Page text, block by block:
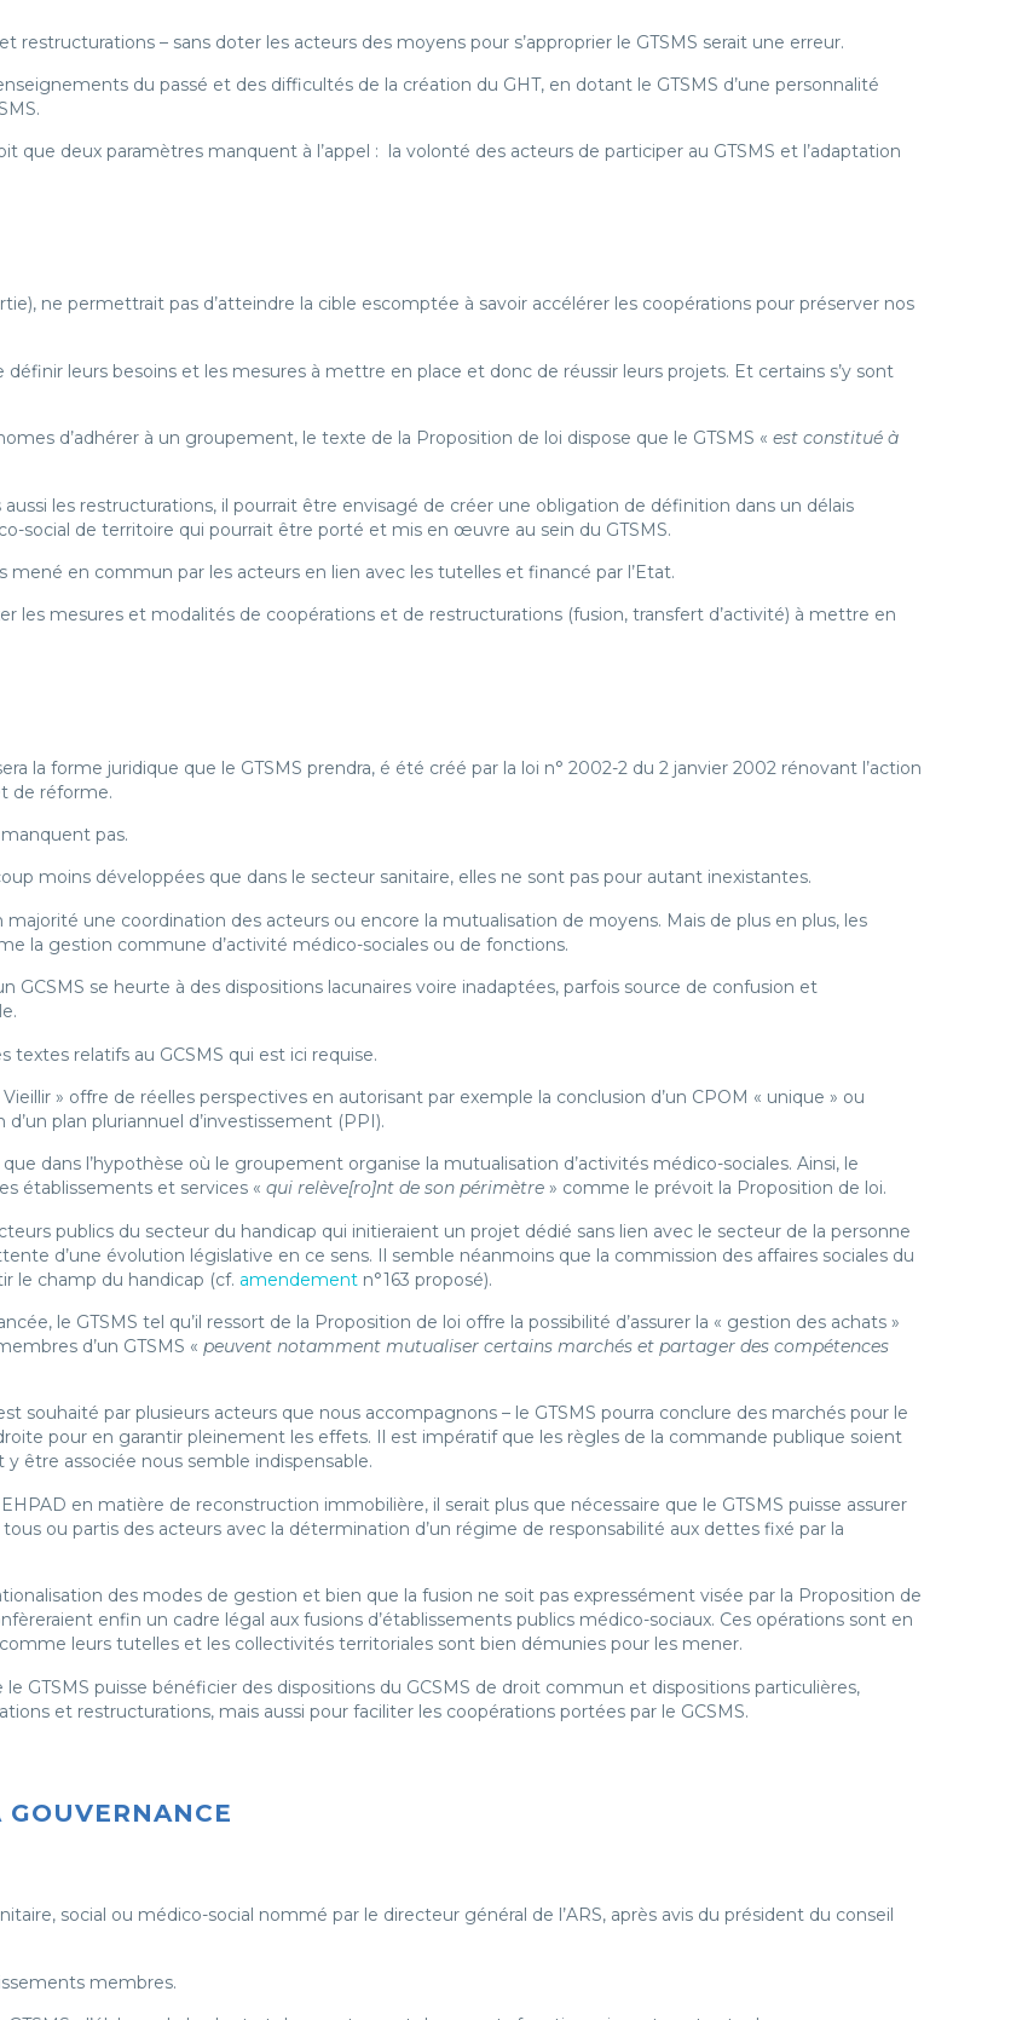
restructurations – sans doter les acteurs des moyens pour s’approprier le GTSMS serait une erreur.
du passé et des difficultés de la création du GHT, en dotant le GTSMS d’une personnalité
que deux paramètres manquent à l’appel : la volonté des acteurs de participer au GTSMS et l’adaptation
ne permettrait pas d’atteindre la cible escomptée à savoir accélérer les coopérations pour préserver nos
leurs besoins et les mesures à mettre en place et donc de réussir leurs projets. Et certains s’y sont
d’adhérer à un groupement, le texte de la Proposition de loi dispose que le GTSMS « est constitué à
les restructurations, il pourrait être envisagé de créer une obligation de définition dans un délais
social de territoire qui pourrait être porté et mis en œuvre au sein du GTSMS.
en commun par les acteurs en lien avec les tutelles et financé par l’Etat.
les mesures et modalités de coopérations et de restructurations (fusion, transfert d’activité) à mettre en
la forme juridique que le GTSMS prendra, é été créé par la loi n° 2002-2 du 2 janvier 2002 rénovant l’action
de réforme.
pas.
moins développées que dans le secteur sanitaire, elles ne sont pas pour autant inexistantes.
une coordination des acteurs ou encore la mutualisation de moyens. Mais de plus en plus, les
la gestion commune d’activité médico-sociales ou de fonctions.
GCSMS se heurte à des dispositions lacunaires voire inadaptées, parfois source de confusion et
textes relatifs au GCSMS qui est ici requise.
» offre de réelles perspectives en autorisant par exemple la conclusion d’un CPOM « unique » ou
plan pluriannuel d’investissement (PPI).
dans l’hypothèse où le groupement organise la mutualisation d’activités médico-sociales. Ainsi, le
établissements et services « qui relève[ro]nt de son périmètre » comme le prévoit la Proposition de loi.
publics du secteur du handicap qui initieraient un projet dédié sans lien avec le secteur de la personne
d’une évolution législative en ce sens. Il semble néanmoins que la commission des affaires sociales du
le champ du handicap (cf. amendement n°163 proposé).
le GTSMS tel qu’il ressort de la Proposition de loi offre la possibilité d’assurer la « gestion des achats »
d’un GTSMS « peuvent notamment mutualiser certains marchés et partager des compétences
souhaité par plusieurs acteurs que nous accompagnons – le GTSMS pourra conclure des marchés pour le
pour en garantir pleinement les effets. Il est impératif que les règles de la commande publique soient
être associée nous semble indispensable.
en matière de reconstruction immobilière, il serait plus que nécessaire que le GTSMS puisse assurer
ou partis des acteurs avec la détermination d’un régime de responsabilité aux dettes fixé par la
des modes de gestion et bien que la fusion ne soit pas expressément visée par la Proposition de
enfin un cadre légal aux fusions d’établissements publics médico-sociaux. Ces opérations sont en
leurs tutelles et les collectivités territoriales sont bien démunies pour les mener.
GTSMS puisse bénéficier des dispositions du GCSMS de droit commun et dispositions particulières,
et restructurations, mais aussi pour faciliter les coopérations portées par le GCSMS.
social ou médico-social nommé par le directeur général de l’ARS, après avis du président du conseil
membres.